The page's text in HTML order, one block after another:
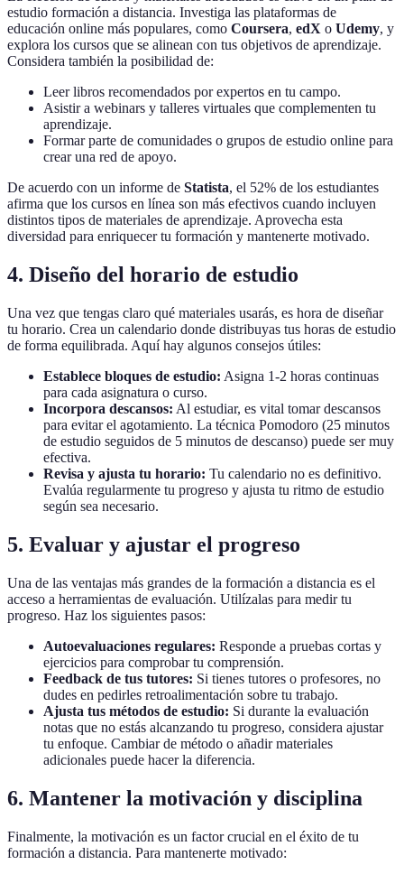
estudio formación a distancia. Investiga las plataformas de
educación online más populares, como Coursera, edX o Udemy, y
explora los cursos que se alinean con tus objetivos de aprendizaje.
Considera también la posibilidad de:
Leer libros recomendados por expertos en tu campo.
Asistir a webinars y talleres virtuales que complementen tu
aprendizaje.
Formar parte de comunidades o grupos de estudio online para
crear una red de apoyo.
De acuerdo con un informe de Statista, el 52% de los estudiantes
afirma que los cursos en línea son más efectivos cuando incluyen
distintos tipos de materiales de aprendizaje. Aprovecha esta
diversidad para enriquecer tu formación y mantenerte motivado.
4. Diseño del horario de estudio
Una vez que tengas claro qué materiales usarás, es hora de diseñar
tu horario. Crea un calendario donde distribuyas tus horas de estudio
de forma equilibrada. Aquí hay algunos consejos útiles:
Establece bloques de estudio: Asigna 1-2 horas continuas
para cada asignatura o curso.
Incorpora descansos: Al estudiar, es vital tomar descansos
para evitar el agotamiento. La técnica Pomodoro (25 minutos
de estudio seguidos de 5 minutos de descanso) puede ser muy
efectiva.
Revisa y ajusta tu horario: Tu calendario no es definitivo.
Evalúa regularmente tu progreso y ajusta tu ritmo de estudio
según sea necesario.
5. Evaluar y ajustar el progreso
Una de las ventajas más grandes de la formación a distancia es el
acceso a herramientas de evaluación. Utilízalas para medir tu
progreso. Haz los siguientes pasos:
Autoevaluaciones regulares: Responde a pruebas cortas y
ejercicios para comprobar tu comprensión.
Feedback de tus tutores: Si tienes tutores o profesores, no
dudes en pedirles retroalimentación sobre tu trabajo.
Ajusta tus métodos de estudio: Si durante la evaluación
notas que no estás alcanzando tu progreso, considera ajustar
tu enfoque. Cambiar de método o añadir materiales
adicionales puede hacer la diferencia.
6. Mantener la motivación y disciplina
Finalmente, la motivación es un factor crucial en el éxito de tu
formación a distancia. Para mantenerte motivado: